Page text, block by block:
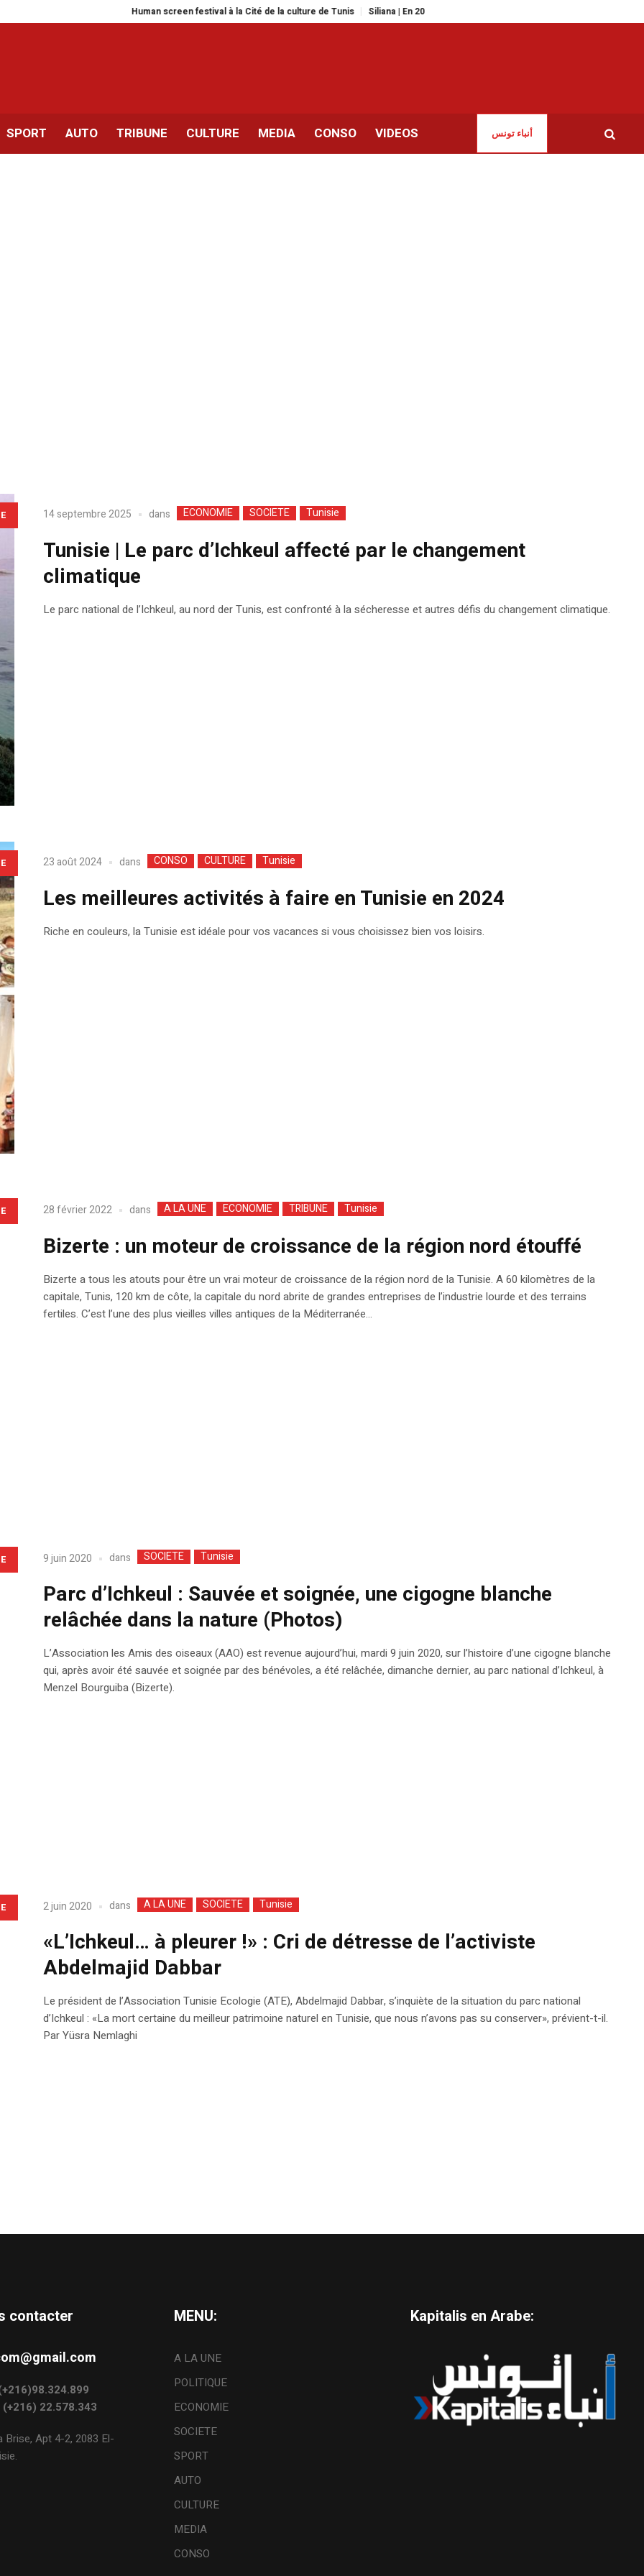
Human screen festival à la Cité de la culture de Tunis Siliana | En 2025, les incendies ont ravagé plus de 1200 hectares de forêts !
SPORT AUTO TRIBUNE CULTURE MEDIA CONSO VIDEOS أنباء تونس
14 septembre 2025 dans ECONOMIE SOCIETE Tunisie
Tunisie | Le parc d’Ichkeul affecté par le changement
climatique
Le parc national de l’Ichkeul, au nord der Tunis, est confronté à la sécheresse et autres défis du changement climatique.
23 août 2024 dans CONSO CULTURE Tunisie
Les meilleures activités à faire en Tunisie en 2024
Riche en couleurs, la Tunisie est idéale pour vos vacances si vous choisissez bien vos loisirs.
28 février 2022 dans A LA UNE ECONOMIE TRIBUNE Tunisie
Bizerte : un moteur de croissance de la région nord étouffé
Bizerte a tous les atouts pour être un vrai moteur de croissance de la région nord de la Tunisie. A 60 kilomètres de la
capitale, Tunis, 120 km de côte, la capitale du nord abrite de grandes entreprises de l’industrie lourde et des terrains
fertiles. C’est l’une des plus vieilles villes antiques de la Méditerranée...
9 juin 2020 dans SOCIETE Tunisie
Parc d’Ichkeul : Sauvée et soignée, une cigogne blanche
relâchée dans la nature (Photos)
L’Association les Amis des oiseaux (AAO) est revenue aujourd’hui, mardi 9 juin 2020, sur l’histoire d’une cigogne blanche
qui, après avoir été sauvée et soignée par des bénévoles, a été relâchée, dimanche dernier, au parc national d’Ichkeul, à
Menzel Bourguiba (Bizerte).
2 juin 2020 dans A LA UNE SOCIETE Tunisie
«L’Ichkeul… à pleurer !» : Cri de détresse de l’activiste
Abdelmajid Dabbar
Le président de l’Association Tunisie Ecologie (ATE), Abdelmajid Dabbar, s’inquiète de la situation du parc national
d’Ichkeul : «La mort certaine du meilleur patrimoine naturel en Tunisie, que nous n’avons pas su conserver», prévient-t-il.
Par Yüsra Nemlaghi
contacter
22.578.343
Brise, Apt 4-2, 2083 El-
MENU:
A LA UNE
POLITIQUE
ECONOMIE
SOCIETE
SPORT
AUTO
CULTURE
MEDIA
CONSO
Kapitalis en Arabe: